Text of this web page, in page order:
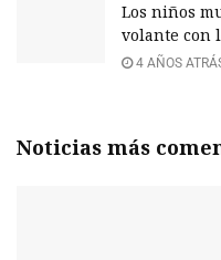
Los niños
volante con
4 AÑOS
Noticias más